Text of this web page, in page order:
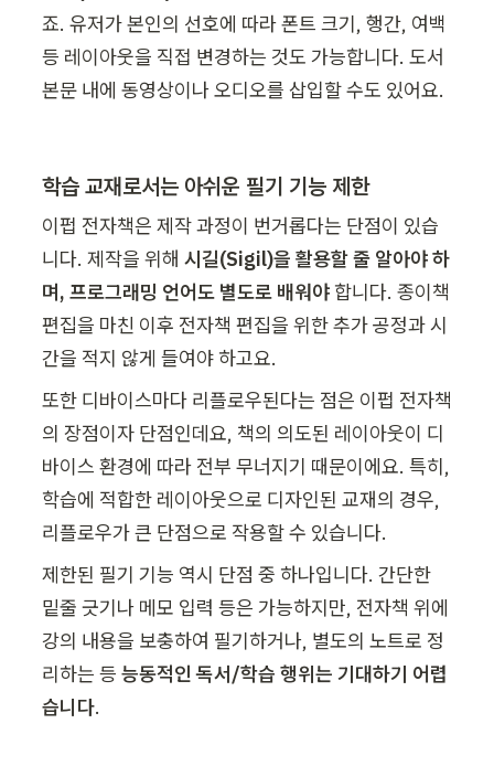
죠. 유저가 본인의 선호에 따라 폰트 크기, 행간, 여백
등 레이아웃을 직접 변경하는 것도 가능합니다. 도서
본문 내에 동영상이나 오디오를 삽입할 수도 있어요.
학습 교재로서는 아쉬운 필기 기능 제한
이펍 전자책은 제작 과정이 번거롭다는 단점이 있습
니다. 제작을 위해 시길(Sigil)을 활용할 줄 알아야 하
며, 프로그래밍 언어도 별도로 배워야 합니다. 종이책
편집을 마친 이후 전자책 편집을 위한 추가 공정과 시
간을 적지 않게 들여야 하고요.
또한 디바이스마다 리플로우된다는 점은 이펍 전자책
의 장점이자 단점인데요, 책의 의도된 레이아웃이 디
바이스 환경에 따라 전부 무너지기 때문이에요. 특히,
학습에 적합한 레이아웃으로 디자인된 교재의 경우,
리플로우가 큰 단점으로 작용할 수 있습니다.
제한된 필기 기능 역시 단점 중 하나입니다. 간단한
밑줄 긋기나 메모 입력 등은 가능하지만, 전자책 위에
강의 내용을 보충하여 필기하거나, 별도의 노트로 정
리하는 등 능동적인 독서/학습 행위는 기대하기 어렵
습니다.